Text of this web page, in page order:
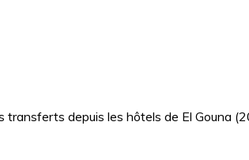
transferts depuis les hôtels de El Gouna